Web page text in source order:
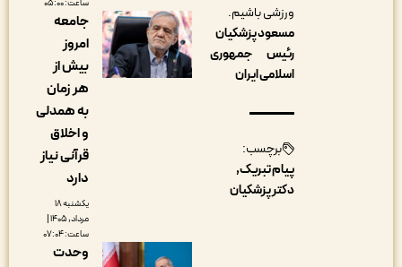
ورزشی باشیم.
مسعود پزشکیان
رئیس جمهوری
اسلامی ایران
برچسب:
پیام تبریک
دکتر پزشکیان
جامعه
امروز
بیش از
هر زمان
به همدلی
قرآنی نیاز
مرداد, ۱۴۰۵ |
وحدت